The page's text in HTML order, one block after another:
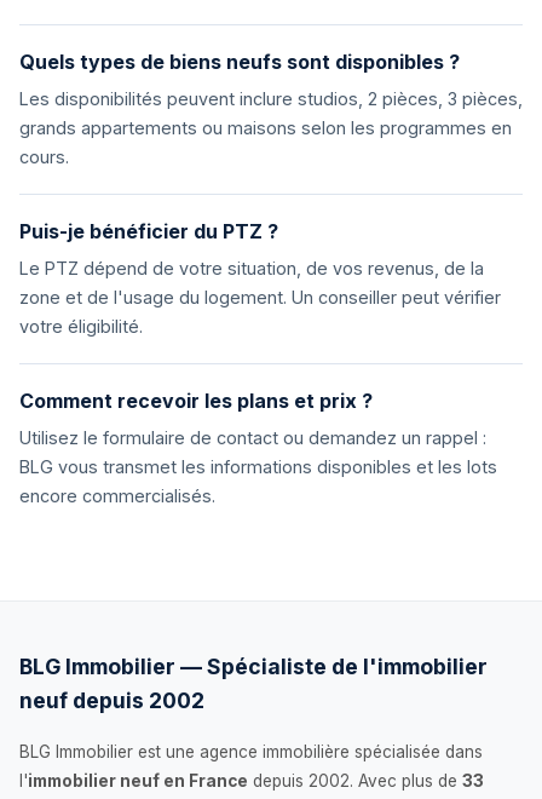
Quels types de biens neufs sont disponibles ?
Les disponibilités peuvent inclure studios, 2 pièces, 3 pièces,
grands appartements ou maisons selon les programmes en
cours.
Puis-je bénéficier du PTZ ?
Le PTZ dépend de votre situation, de vos revenus, de la
zone et de l'usage du logement. Un conseiller peut vérifier
votre éligibilité.
Comment recevoir les plans et prix ?
Utilisez le formulaire de contact ou demandez un rappel :
BLG vous transmet les informations disponibles et les lots
encore commercialisés.
BLG Immobilier — Spécialiste de l'immobilier
neuf depuis 2002
BLG Immobilier est une agence immobilière spécialisée dans
l'immobilier neuf en France depuis 2002. Avec plus de 33